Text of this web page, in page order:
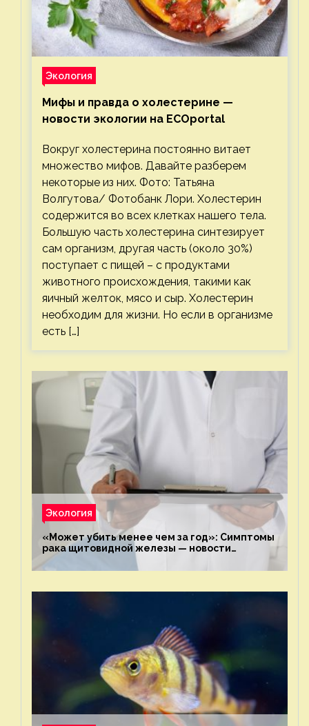
Экология
Мифы и правда о холестерине —
новости экологии на ECOportal
Вокруг холестерина постоянно витает
множество мифов. Давайте разберем
некоторые из них. Фото: Татьяна
Волгутова/ Фотобанк Лори. Холестерин
содержится во всех клетках нашего тела.
Большую часть холестерина синтезирует
сам организм, другая часть (около 30%)
поступает с пищей – с продуктами
животного происхождения, такими как
яичный желток, мясо и сыр. Холестерин
необходим для жизни. Но если в организме
есть […]
Экология
«Может убить менее чем за год»: Симптомы
рака щитовидной железы — новости
экологии на ECOportal